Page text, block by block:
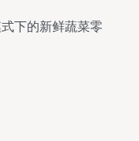
下的新鲜蔬菜零